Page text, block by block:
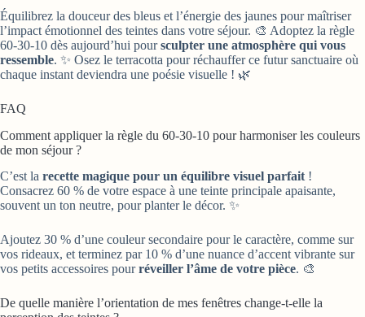
Équilibrez la douceur des bleus et l’énergie des jaunes pour maîtriser
l’impact émotionnel des teintes dans votre séjour. 🎨 Adoptez la règle
60-30-10 dès aujourd’hui poursculpter une atmosphère qui vous
ressemble. ✨ Osez le terracotta pour réchauffer ce futur sanctuaire où
chaque instant deviendra une poésie visuelle ! 🌿
FAQ
Comment appliquer la règle du 60-30-10 pour harmoniser les couleurs
de mon séjour ?
C’est la recette magique pour un équilibre visuel parfait!
Consacrez 60 % de votre espace à une teinte principale apaisante,
souvent un ton neutre, pour planter le décor. ✨
Ajoutez 30 % d’une couleur secondaire pour le caractère, comme sur
vos rideaux, et terminez par 10 % d’une nuance d’accent vibrante sur
vos petits accessoires pourréveiller l’âme de votre pièce. 🎨
De quelle manière l’orientation de mes fenêtres change-t-elle la